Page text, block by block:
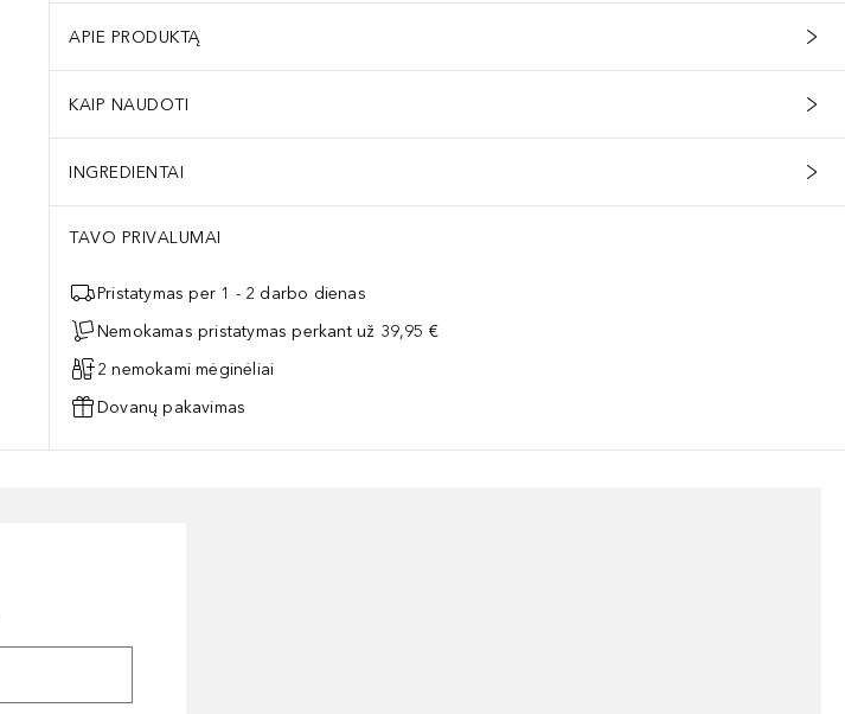
APIE PRODUKTĄ
KAIP NAUDOTI
INGREDIENTAI
TAVO PRIVALUMAI
Pristatymas per 1 - 2 darbo dienas
Nemokamas pristatymas perkant už 39,95 €
2 nemokami mėginėliai
Dovanų pakavimas